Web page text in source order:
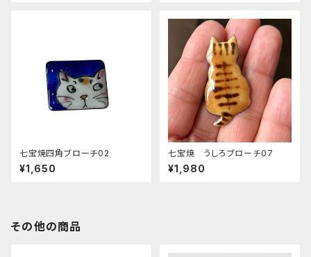
七宝焼四角ブローチ02
¥1,650
七宝焼 うしろブローチ07
¥1,980
その他の商品